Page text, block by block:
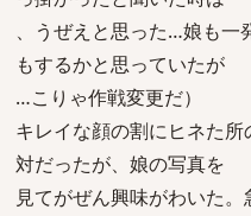
、うぜえと思った…娘も一
もするかと思っていたが
…こりゃ作戦変更だ）
キレイな顔の割にヒネた
対だったが、娘の写真を
見てがぜん興味がわいた